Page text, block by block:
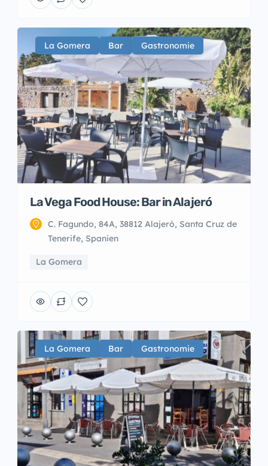
La Gomera Bar Gastronomie
La Vega Food House: Bar in Alajeró
C. Fagundo, 84A, 38812 Alajeró, Santa Cruz de
Tenerife, Spanien
La Gomera
La Gomera Bar Gastronomie